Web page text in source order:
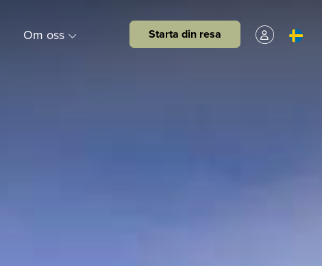
Om oss Starta din resa